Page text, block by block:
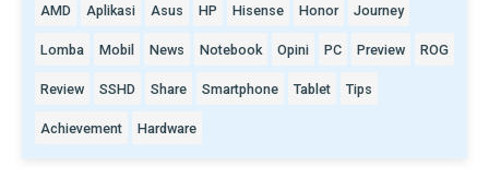
AMD Aplikasi Asus HP Hisense Honor Journey
Lomba Mobil News Notebook Opini PC Preview ROG
Review SSHD Share Smartphone Tablet Tips
Achievement Hardware